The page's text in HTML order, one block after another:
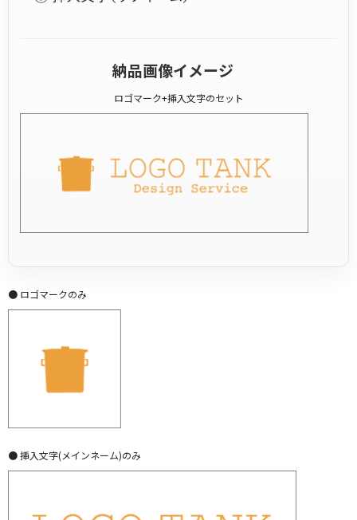
納品画像イメージ
ロゴマーク+挿入文字のセット
● ロゴマークのみ
● 挿入文字(メインネーム)のみ